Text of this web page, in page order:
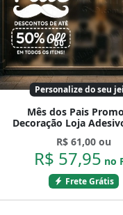
Personalize do seu
Mês dos Pais
Decoração Loja
R$ 61,00 ou
R$ 57,95 no
Frete Grátis